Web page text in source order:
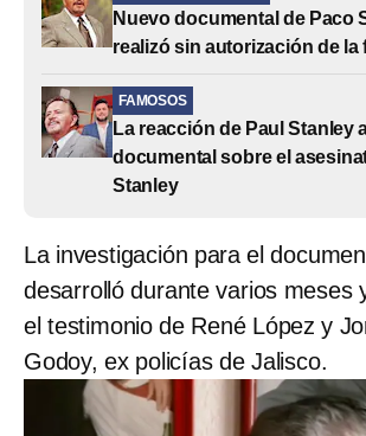
Nuevo documental de Paco
realizó sin autorización de la
FAMOSOS
La reacción de Paul Stanley
documental sobre el
Stanley
La investigación para el
desarrolló durante varios meses
el testimonio de René López y
Godoy, ex policías de Jalisco.